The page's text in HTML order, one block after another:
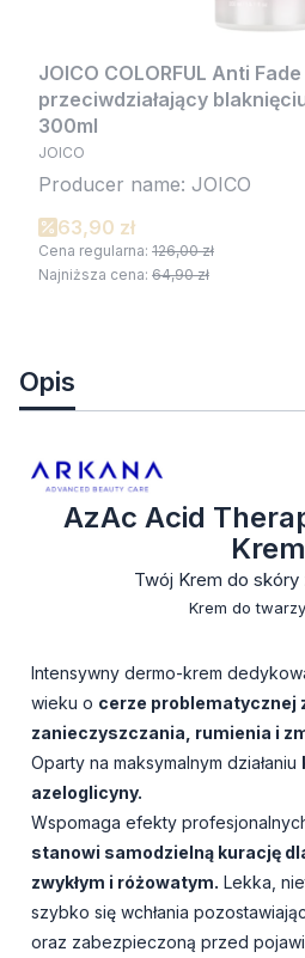
JOICO COLORFUL Anti
przeciwdziałający
300ml
JOICO
Producer name: JOICO
63,90 zł
Cena regularna: 126,00 zł
Najniższa cena: 64,90 zł
Opis
AzAc Acid
Krem
Twój Krem do skóry
Krem do
Intensywny dermo-krem
wieku o cerze problematycznej
zanieczyszczania, rumienia i
Oparty na maksymalnym działaniu
azeloglicyny.
Wspomaga efekty
stanowi samodzielną kurację
zwykłym i różowatym. Lekka,
szybko się wchłania
oraz zabezpieczoną przed